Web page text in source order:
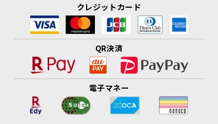
クレジットカード
QR決済
電子マネー